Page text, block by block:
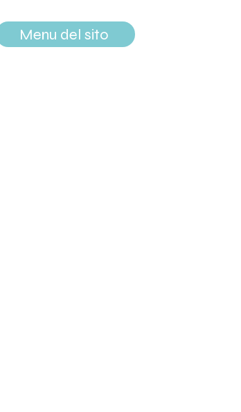
Menu del sito